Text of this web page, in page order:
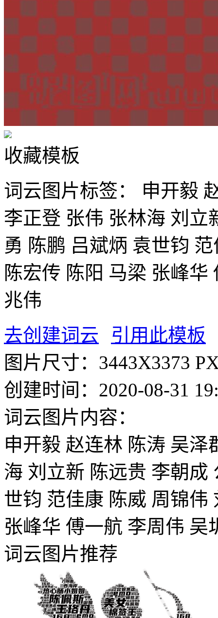
收藏模板
词云图片标签： 申开毅
李正登 张伟 张林海 刘立
勇 陈鹏 吕斌炳 袁世钧 范
陈宏传 陈阳 马梁 张峰华
兆伟
去创建词云
引用此模板
图片尺寸： 3443X3373
创建时间： 2020-08-31
词云图片内容：
申开毅 赵连林 陈涛 吴泽
海 刘立新 陈远贵 李朝成
世钧 范佳康 陈威 周锦伟
张峰华 傅一航 李周伟 吴
词云图片推荐